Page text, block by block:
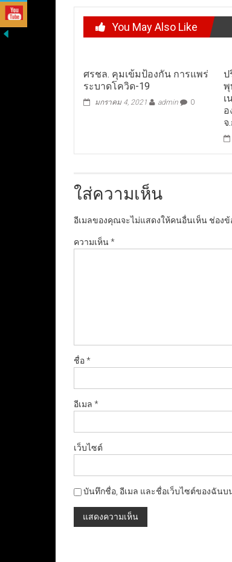
You May Also Like
ศรชล. คุมเข้มป้องกัน การแพร่
ระบาดโควิด-19
มกราคม 4, 2021 admin 0
ป
พุ
เ
อ
จ
ใส่ความเห็น
อีเมลของคุณจะไม่แสดงให้คนอื่นเห็น ช่องข้
ความเห็น*
ชื่อ*
อีเมล *
เว็บไซต์
บันทึกชื่อ, อีเมล และชื่อเว็บไซต์ของฉันบ